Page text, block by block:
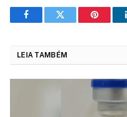
FacebookTwitter Pinterest
LEIA TAMBÉM